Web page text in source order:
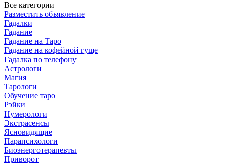
Все категории
Разместить объявление
Гадалки
Гадание
Гадание на Таро
Гадание на кофейной гуще
Гадалка по телефону
Астрологи
Магия
Тарологи
Обучение таро
Рэйки
Нумерологи
Экстрасенсы
Ясновидящие
Парапсихологи
Биоэнерготерапевты
Приворот